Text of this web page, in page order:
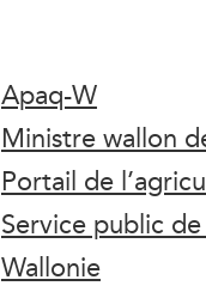
Apaq-W
Ministre wallon
Portail de
Service public
Wallonie